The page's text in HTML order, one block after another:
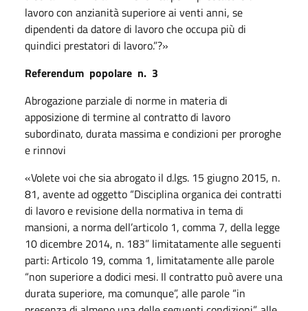
lavoro con anzianità superiore ai venti anni, se
dipendenti da datore di lavoro che occupa più di
quindici prestatori di lavoro.”?»
Referendum popolare n. 3
Abrogazione parziale di norme in materia di
apposizione di termine al contratto di lavoro
subordinato, durata massima e condizioni per proroghe
e rinnovi
«Volete voi che sia abrogato il d.lgs. 15 giugno 2015, n.
81, avente ad oggetto “Disciplina organica dei contratti
di lavoro e revisione della normativa in tema di
mansioni, a norma dell’articolo 1, comma 7, della legge
10 dicembre 2014, n. 183” limitatamente alle seguenti
parti: Articolo 19, comma 1, limitatamente alle parole
“non superiore a dodici mesi. Il contratto può avere una
durata superiore, ma comunque”, alle parole “in